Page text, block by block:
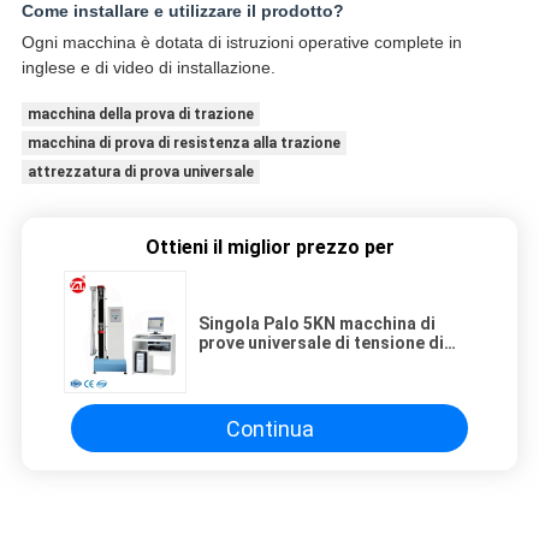
Come installare e utilizzare il prodotto?
Ogni macchina è dotata di istruzioni operative complete in
inglese e di video di installazione.
macchina della prova di trazione
macchina di prova di resistenza alla trazione
attrezzatura di prova universale
Ottieni il miglior prezzo per
Singola Palo 5KN macchina di
prove universale di tensione di
Continua